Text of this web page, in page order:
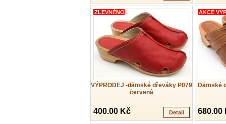
VÝPRODEJ -dámské dřeváky P079
červená
ZLEVNĚNO
400.00 Kč Detail
Dámské
AKCE
680.00